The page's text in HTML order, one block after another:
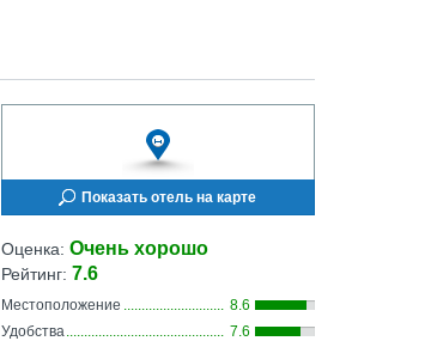
Показать отель на карте
Оценка: Очень хорошо
Рейтинг: 7.6
Местоположение
8.6
Удобства
7.6